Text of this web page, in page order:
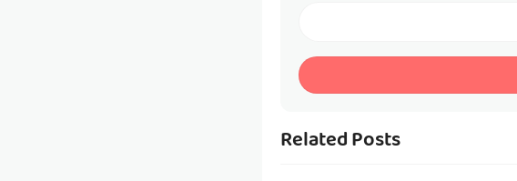
Related Posts